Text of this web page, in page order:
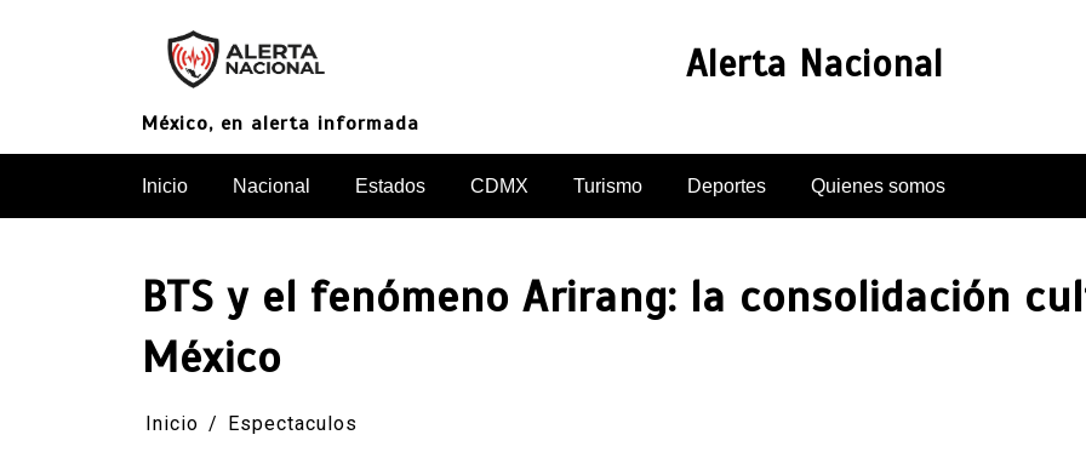
Alerta Nacional
México, en alerta informada
Inicio Nacional Estados CDMX Turismo Deportes Quienes somos
BTS y el fenómeno Arirang: la consolidación
México
Inicio Espectaculos